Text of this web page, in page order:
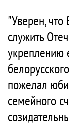
"Уверен,
служить
укреплению
пожелал
семейного